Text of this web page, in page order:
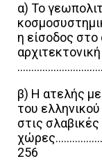
α) Το
η είσοδος
β) Η ατελής
του
στις σλαβικές
256